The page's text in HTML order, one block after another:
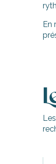
Clément-
Portes-en-Ré
Plage
Martin-de-
En
Slow
Village de
Village de
Village de
Village de